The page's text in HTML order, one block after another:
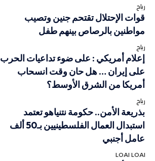
رباح
قوات الإحتلال تقتحم جنين وتصيب
مواطنين بالرصاص بينهم طفل
رباح
إعلام أمريكي : على ضوء تداعيات الحرب
على إيران … هل حان وقت انسحاب
أمريكا من الشرق الأوسط؟
رباح
بذريعة الأمن.. حكومة نتنياهو تعتمد
استبدال العمال الفلسطينيين بـ50 ألف
عامل أجنبي
LOAI LOAI